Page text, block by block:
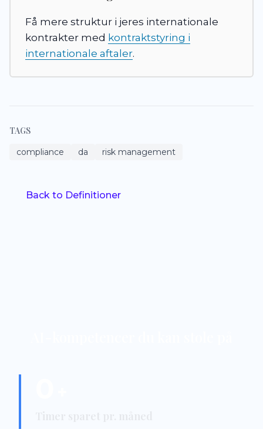
Få mere struktur i jeres internationale
kontrakter med kontraktstyring i
internationale aftaler.
TAGS
compliance da risk management
Back to Definitioner